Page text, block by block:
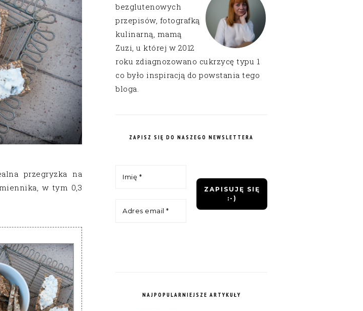
przegryzka na
w tym 0,3
bezglutenowych
przepisów, fotografką
kulinarną, mamą
Zuzi, u której w 2012
roku zdiagnozowano cukrzycę typu 1
co było inspiracją do powstania tego
bloga.
ZAPISZ SIĘ DO NASZEGO NEWSLETTERA
NAJPOPULARNIEJSZE ARTYKUŁY